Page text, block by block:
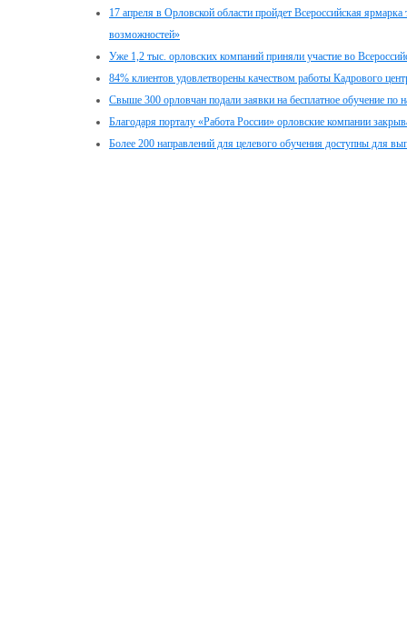
17 апреля в Орловской области пройдет Всероссийская
возможностей»
Уже 1,2 тыс. орловских компаний приняли участие во
84% клиентов удовлетворены качеством работы Кадрового
Свыше 300 орловчан подали заявки на бесплатное обучение по
Благодаря порталу «Работа России» орловские компании
Более 200 направлений для целевого обучения доступны для